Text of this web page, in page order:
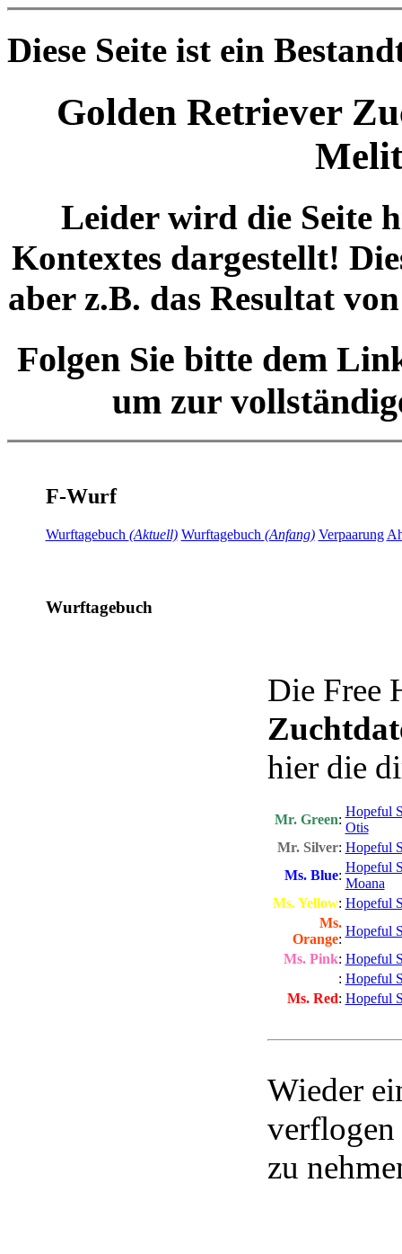
Diese Seite ist ein
Golden Retriever
Leider wird die Seite
Kontextes dargestellt!
aber z.B. das Resultat
Folgen Sie bitte dem
um zur
F-Wurf
Wurftagebuch (Aktuell) Wurftagebuch (Anfang) Verpaarung
Wurftagebuch
Die Free
hier die
Mr. Green:
Hopeful
Otis
Mr. Silver: Hopeful
Ms. Blue:
Hopeful
Moana
Ms. Yellow: Hopeful
Ms.
Orange:
Hopeful
Ms. Pink: Hopeful
: Hopeful
Ms. Red: Hopeful
Wieder
zu